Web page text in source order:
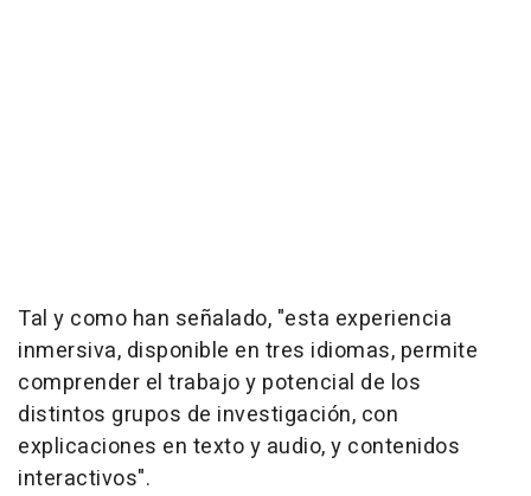
Tal y como han señalado, "esta experiencia
inmersiva, disponible en tres idiomas, permite
comprender el trabajo y potencial de los
distintos grupos de investigación, con
explicaciones en texto y audio, y contenidos
interactivos".